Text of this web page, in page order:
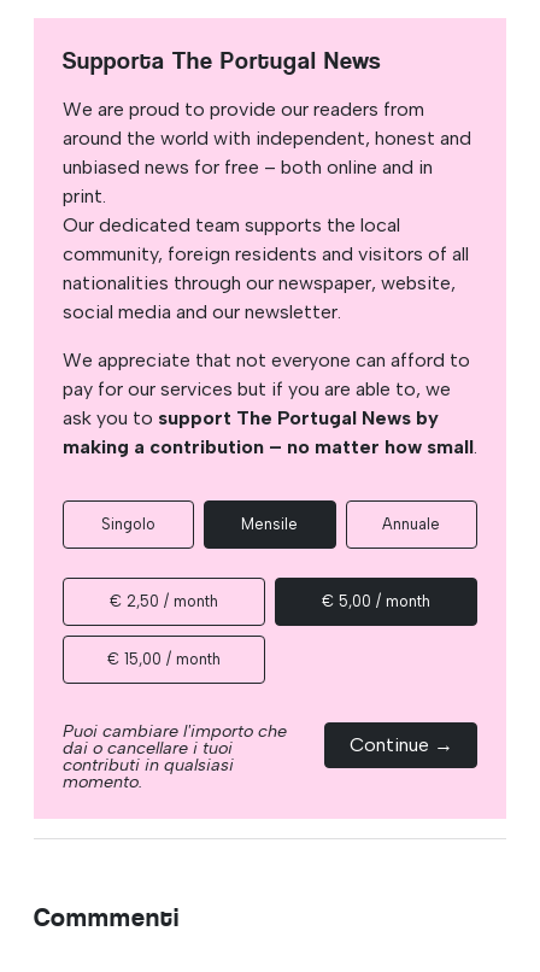
Supporta The Portugal News
We are proud to provide our readers from
around the world with independent, honest and
unbiased news for free – both online and in
print.
Our dedicated team supports the local
community, foreign residents and visitors of all
nationalities through our newspaper, website,
social media and our newsletter.
We appreciate that not everyone can afford to
pay for our services but if you are able to, we
ask you to support The Portugal News by
making a contribution – no matter how small.
Singolo Mensile Annuale
€ 2,50 / month € 5,00 / month
€ 15,00 / month
Puoi cambiare l'importo che
dai o cancellare i tuoi
contributi in qualsiasi
momento.
Continue →
Commmenti